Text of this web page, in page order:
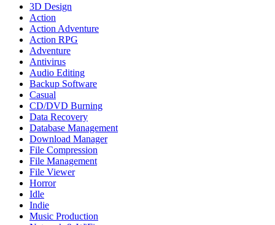
3D Design
Action
Action Adventure
Action RPG
Adventure
Antivirus
Audio Editing
Backup Software
Casual
CD/DVD Burning
Data Recovery
Database Management
Download Manager
File Compression
File Management
File Viewer
Horror
Idle
Indie
Music Production